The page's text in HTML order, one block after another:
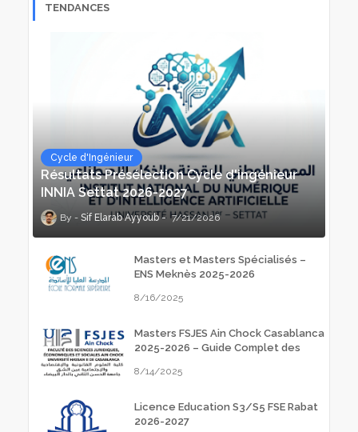
TENDANCES
Cycle d'Ingénieur
Résultats Présélection Cycle d'ingénieur
INNIA Settat 2026-2027
Sif Elarab Ayyoub 7/21/2026
Masters et Masters Spécialisés –
ENS Meknès 2025-2026
8/16/2025
Masters FSJES Ain Chock Casablanca
2025-2026 – Guide Complet des
8/14/2025
Licence Education S3/S5 FSE Rabat
2026-2027